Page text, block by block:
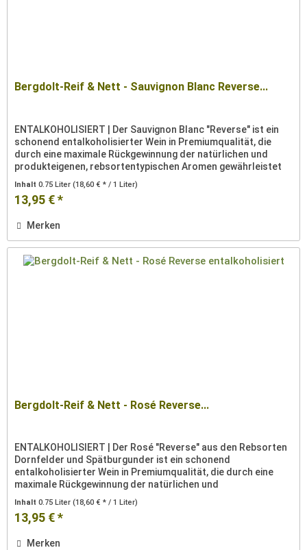
Bergdolt-Reif & Nett - Sauvignon Blanc Reverse...
ENTALKOHOLISIERT | Der Sauvignon Blanc "Reverse" ist ein
schonend entalkoholisierter Wein in Premiumqualität, die
durch eine maximale Rückgewinnung der natürlichen und
produkteigenen, rebsortentypischen Aromen gewährleistet
Inhalt0.75 Liter(18,60 € * / 1 Liter)
13,95 € *
Merken
Bergdolt-Reif & Nett - Rosé Reverse...
ENTALKOHOLISIERT | Der Rosé "Reverse" aus den Rebsorten
Dornfelder und Spätburgunder ist ein schonend
entalkoholisierter Wein in Premiumqualität, die durch eine
maximale Rückgewinnung der natürlichen und
produkteigenen,...
Inhalt0.75 Liter(18,60 € * / 1 Liter)
13,95 € *
Merken